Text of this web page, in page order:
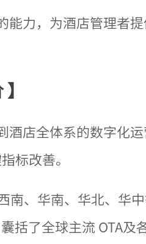
能力，为酒店管理者
酒店全体系的数字化
标改善。
南、华南、华北、华
括了全球主流 OTA及